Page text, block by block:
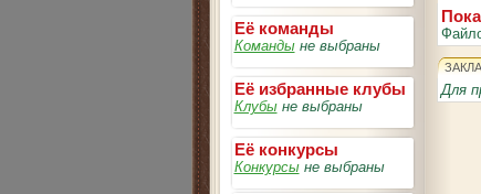
Её команды
Командыне выбраны
Её избранные клубы
Клубыне выбраны
Её конкурсы
Конкурсыне выбраны
Для